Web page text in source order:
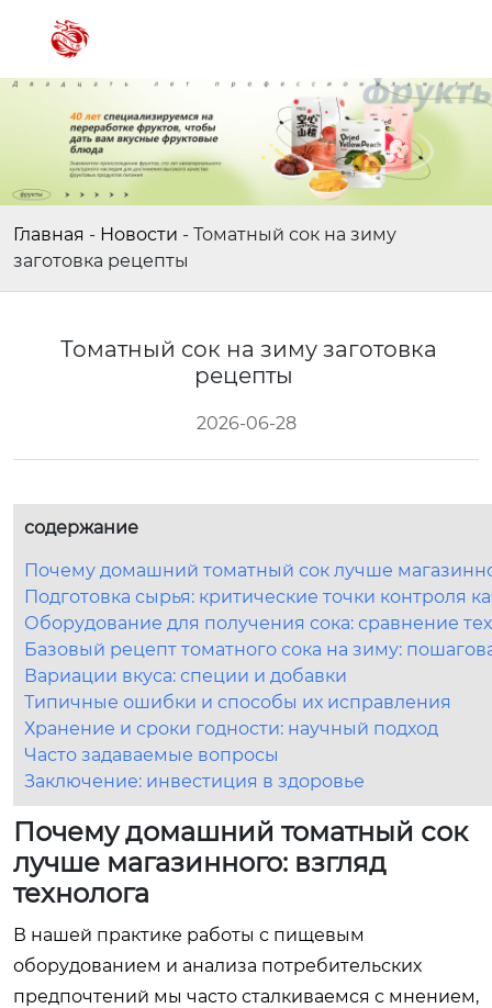
Главная - Новости - Томатный сок на зиму
заготовка рецепты
Томатный сок на зиму заготовка
рецепты
2026-06-28
содержание
Почему домашний томатный сок лучше
Подготовка сырья: критические точки контроля
Оборудование для получения сока: сравнение
Базовый рецепт томатного сока на зиму:
Вариации вкуса: специи и добавки
Типичные ошибки и способы их исправления
Хранение и сроки годности: научный подход
Часто задаваемые вопросы
Заключение: инвестиция в здоровье
Почему домашний томатный сок
лучше магазинного: взгляд
технолога
В нашей практике работы с пищевым
оборудованием и анализа потребительских
предпочтений мы часто сталкиваемся с мнением,